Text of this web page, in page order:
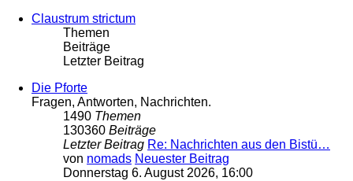
Claustrum strictum
Themen
Beiträge
Letzter Beitrag
Die Pforte
Fragen, Antworten, Nachrichten.
1490 Themen
130360 Beiträge
Letzter Beitrag Re: Nachrichten aus den Bistü…
von nomads Neuester Beitrag
Donnerstag 6. August 2026, 16:00